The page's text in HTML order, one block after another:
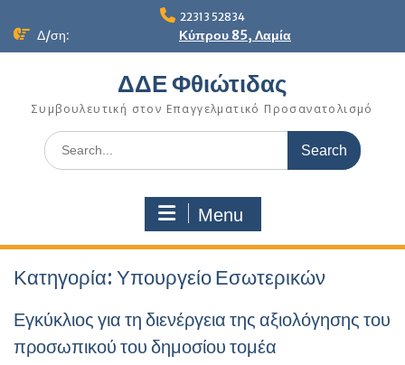
22313 52834
Δ/ση: Κύπρου 85, Λαμία
ΔΔΕ Φθιώτιδας
Συμβουλευτική στον Επαγγελματικό Προσανατολισμό
Search
for:
Menu
Κατηγορία: Υπουργείο Εσωτερικών
Εγκύκλιος για τη διενέργεια της αξιολόγησης του
προσωπικού του δημοσίου τομέα